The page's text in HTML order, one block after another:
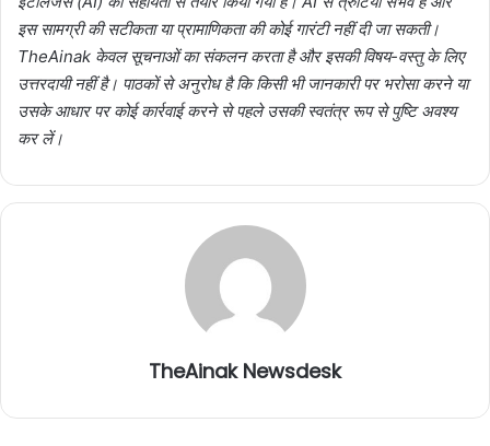
इस सामग्री की सटीकता या प्रामाणिकता की कोई गारंटी नहीं दी जा सकती।
TheAinak केवल सूचनाओं का संकलन करता है और इसकी विषय-वस्तु के लिए
उत्तरदायी नहीं है। पाठकों से अनुरोध है कि किसी भी जानकारी पर भरोसा करने या
उसके आधार पर कोई कार्रवाई करने से पहले उसकी स्वतंत्र रूप से पुष्टि अवश्य
कर लें।
TheAinak Newsdesk